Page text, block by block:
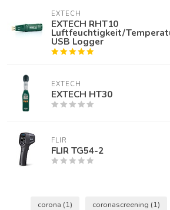
EXTECH
EXTECH RHT10
Luftfeuchtigkeit/
USB Logger
EXTECH
EXTECH HT30
FLIR
FLIR TG54-2
corona (1) coronascreening (1)